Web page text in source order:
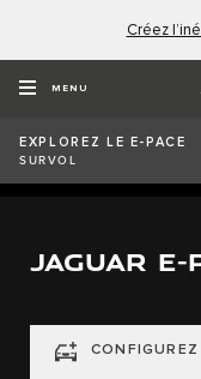
Créez
MENU
EXPLOREZ LE E-PACE
SURVOL
JAGUAR E-